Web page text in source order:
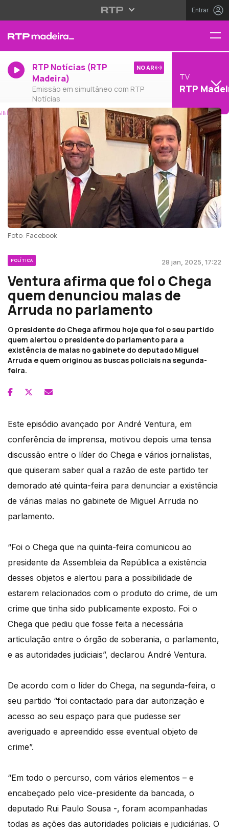
Entrar
RTP Notícias (RTP
Madeira)
Emissão em simultâneo com RTP
Notícias
NO AR
TV
RTP
Foto: Facebook
POLÍTICA 28 jan, 2025, 17:22
Ventura afirma que foi o Chega
quem denunciou malas de
Arruda no parlamento
O presidente do Chega afirmou hoje que foi o seu partido
quem alertou o presidente do parlamento para a
existência de malas no gabinete do deputado Miguel
Arruda e quem originou as buscas policiais na segunda-
feira.
Este episódio avançado por André Ventura, em
conferência de imprensa, motivou depois uma tensa
discussão entre o líder do Chega e vários jornalistas,
que quiseram saber qual a razão de este partido ter
demorado até quinta-feira para denunciar a existência
de várias malas no gabinete de Miguel Arruda no
parlamento.
“Foi o Chega que na quinta-feira comunicou ao
presidente da Assembleia da República a existência
desses objetos e alertou para a possibilidade de
estarem relacionados com o produto do crime, de um
crime que tinha sido publicamente exposto. Foi o
Chega que pediu que fosse feita a necessária
articulação entre o órgão de soberania, o parlamento,
e as autoridades judiciais”, declarou André Ventura.
De acordo com o líder do Chega, na segunda-feira, o
seu partido “foi contactado para dar autorização e
acesso ao seu espaço para que pudesse ser
averiguado e apreendido esse eventual objeto de
crime”.
“Em todo o percurso, com vários elementos – e
encabeçado pelo vice-presidente da bancada, o
deputado Rui Paulo Sousa -, foram acompanhadas
todas as ações das autoridades policiais e judiciárias. O